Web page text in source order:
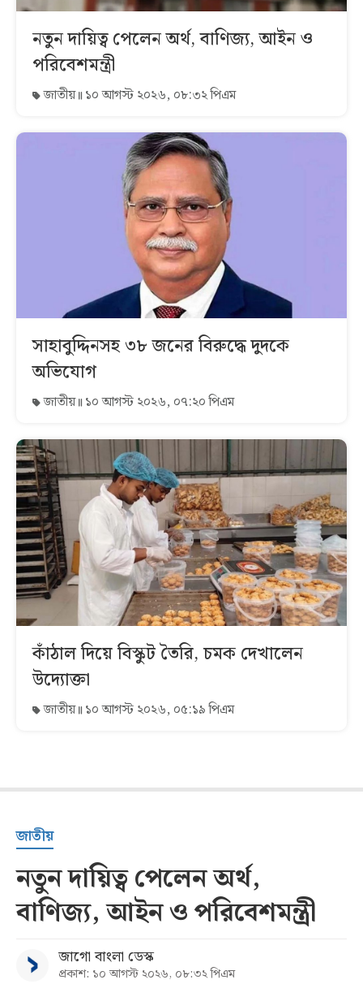
নতুন দায়িত্ব পেলেন অর্থ, বাণিজ্য, আইন ও
পরিবেশমন্ত্রী
জাতীয় ১০ আগস্ট ২০২৬, ০৮:৩২ পিএম
সাহাবুদ্দিনসহ ৩৮ জনের বিরুদ্ধে দুদকে
অভিযোগ
জাতীয় ১০ আগস্ট ২০২৬, ০৭:২০ পিএম
কাঁঠাল দিয়ে বিস্কুট তৈরি, চমক দেখালেন
উদ্যোক্তা
জাতীয় ১০ আগস্ট ২০২৬, ০৫:১৯ পিএম
জাতীয়
নতুন দায়িত্ব পেলেন অর্থ,
বাণিজ্য, আইন ও পরিবেশমন্ত্রী
জাগো বাংলা ডেস্ক
প্রকাশ: ১০ আগস্ট ২০২৬, ০৮:৩২ পিএম